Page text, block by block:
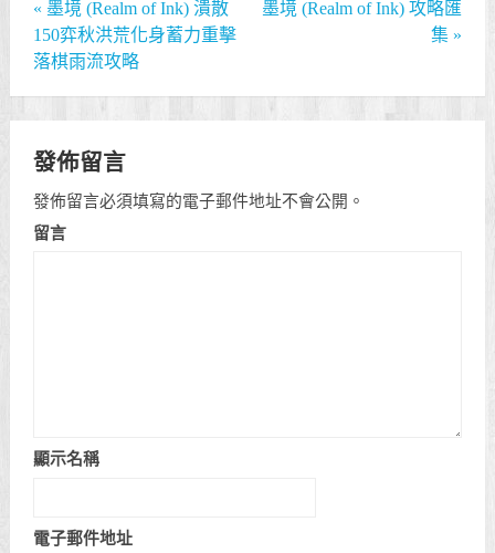
« 墨境 (Realm of Ink) 潰散
150弈秋洪荒化身蓄力重擊
落棋雨流攻略
墨境 (Realm of Ink) 攻略匯
集 »
發佈留言
發佈留言必須填寫的電子郵件地址不會公開。
留言
顯示名稱
電子郵件地址